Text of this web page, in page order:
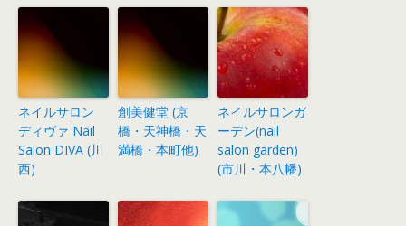
ネイルサロン
ディヴァ Nail
Salon DIVA (川
西)
創美健堂 (京
橋・天神橋・天
満橋・本町他)
ネイルサロンガ
ーデン(nail
salon garden)
(市川・本八幡)